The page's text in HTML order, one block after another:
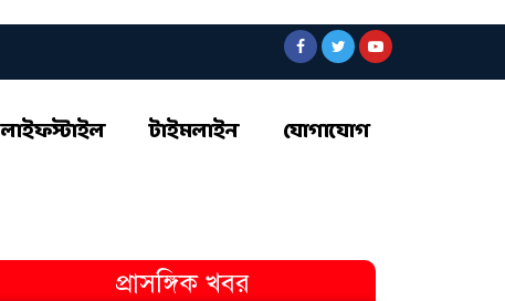
লাইফস্টাইল টাইমলাইন যোগাযোগ
প্রাসঙ্গিক খবর